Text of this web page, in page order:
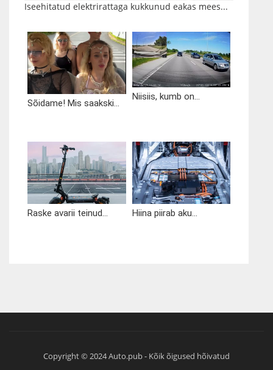
Iseehitatud elektrirattaga kukkunud eakas mees...
Sõidame! Mis saakski...
Niisiis, kumb on...
Raske avarii teinud... Hiina piirab aku...
Copyright © 2024 Auto.pub - Kõik õigused hõivatud